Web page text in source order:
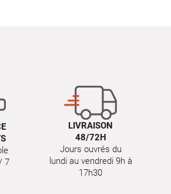
7
LIVRAISON
48/72H
Jours ouvrés du
lundi au vendredi 9h à
17h30